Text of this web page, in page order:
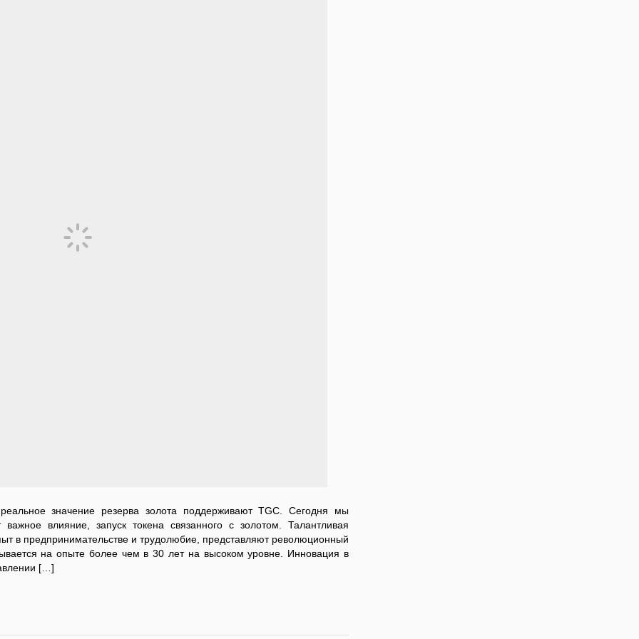
значение резерва золота поддерживают TGC. Сегодня мы
влияние, запуск токена связанного с золотом. Талантливая
в предпринимательстве и трудолюбие, представляют революционный
на опыте более чем в 30 лет на высоком уровне. Инновация в
[…]